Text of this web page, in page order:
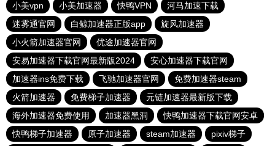
小美vpn
小美加速器 快鸭VPN
河马加速下载
迷雾通官网
白鲸加速器正版app
旋风加速器
小火箭加速器官网
优途加速器官网
安易加速器下载官网最新版2024
安心加速器下载官网
加速器ins免费下载
飞驰加速器官网
免费加速器steam
火箭加速器
免费梯子加速器
元链加速器最新版下载
海外加速器免费使用
加速器黑洞
快鸭加速器下载官网安卓
快鸭梯子加速器
原子加速器 steam加速器 pixiv梯子